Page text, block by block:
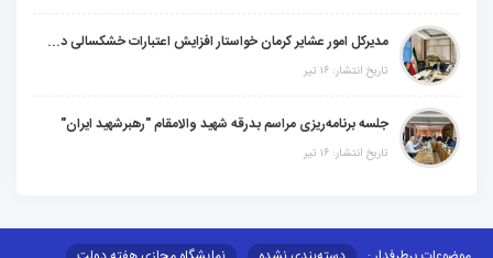
مدیرکل امور عشایر کرمان خواستار افزایش اعتبارات خشکسالی در سال جدید شد
تاریخ انتشار: ۱۶ تیر
جلسه برنامه‌ریزی مراسم بدرقه شهید والامقام "رهبرشهید ایران"
تاریخ انتشار: ۱۶ تیر